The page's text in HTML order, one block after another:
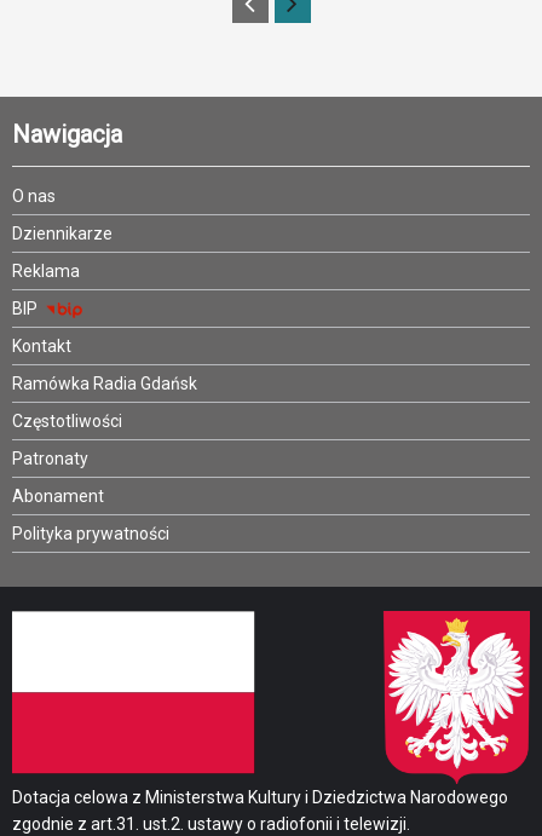
Nawigacja
O nas
Dziennikarze
Reklama
BIP
Kontakt
Ramówka Radia Gdańsk
Częstotliwości
Patronaty
Abonament
Polityka prywatności
Dotacja celowa z Ministerstwa Kultury i Dziedzictwa Narodowego
zgodnie z art.31. ust.2. ustawy o radiofonii i telewizji.